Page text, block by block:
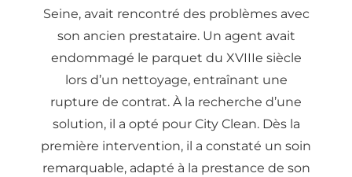
Seine, avait rencontré des problèmes avec
son ancien prestataire. Un agent avait
endommagé le parquet du XVIIIe siècle
lors d’un nettoyage, entraînant une
rupture de contrat. À la recherche d’une
solution, il a opté pour City Clean. Dès la
première intervention, il a constaté un soin
remarquable, adapté à la prestance de son